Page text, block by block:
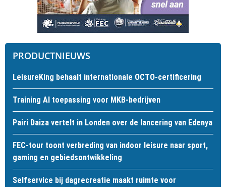
PRODUCTNIEUWS
LeisureKing behaalt internationale OCTO-certificering
Training AI toepassing voor MKB-bedrijven
Pairi Daiza vertelt in Londen over de lancering van Edenya
FEC-tour toont verbreding van indoor leisure naar sport,
gaming en gebiedsontwikkeling
Selfservice bij dagrecreatie maakt ruimte voor